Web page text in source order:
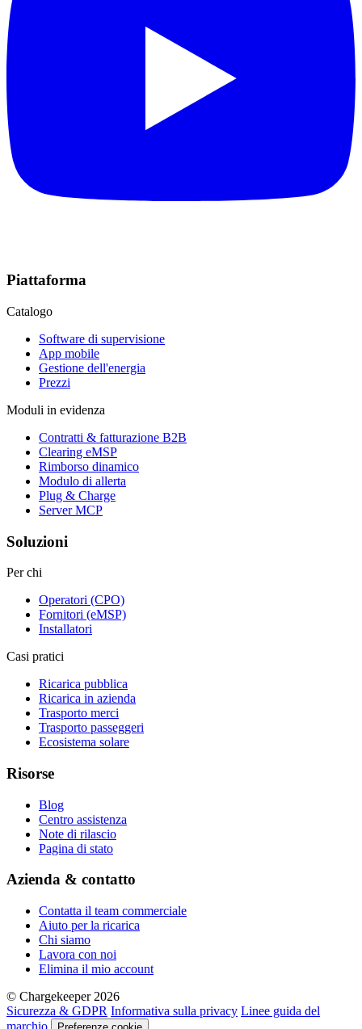
Piattaforma
Catalogo
Software di supervisione
App mobile
Gestione dell'energia
Prezzi
Moduli in evidenza
Contratti & fatturazione B2B
Clearing eMSP
Rimborso dinamico
Modulo di allerta
Plug & Charge
Server MCP
Soluzioni
Per chi
Operatori (CPO)
Fornitori (eMSP)
Installatori
Casi pratici
Ricarica pubblica
Ricarica in azienda
Trasporto merci
Trasporto passeggeri
Ecosistema solare
Risorse
Blog
Centro assistenza
Note di rilascio
Pagina di stato
Azienda & contatto
Contatta il team commerciale
Aiuto per la ricarica
Chi siamo
Lavora con noi
Elimina il mio account
© Chargekeeper 2026
Sicurezza & GDPR Informativa sulla privacy Linee guida del